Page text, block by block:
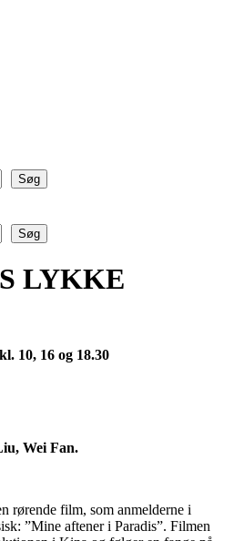
Søg
Søg
LYKKE
10, 16 og 18.30
Wei Fan.
film, som anmelderne i
”Mine aftener i Paradis”. Filmen